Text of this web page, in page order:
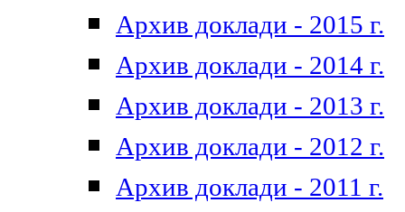
Архив доклади - 2015 г.
Архив доклади - 2014 г.
Архив доклади - 2013 г.
Архив доклади - 2012 г.
Архив доклади - 2011 г.